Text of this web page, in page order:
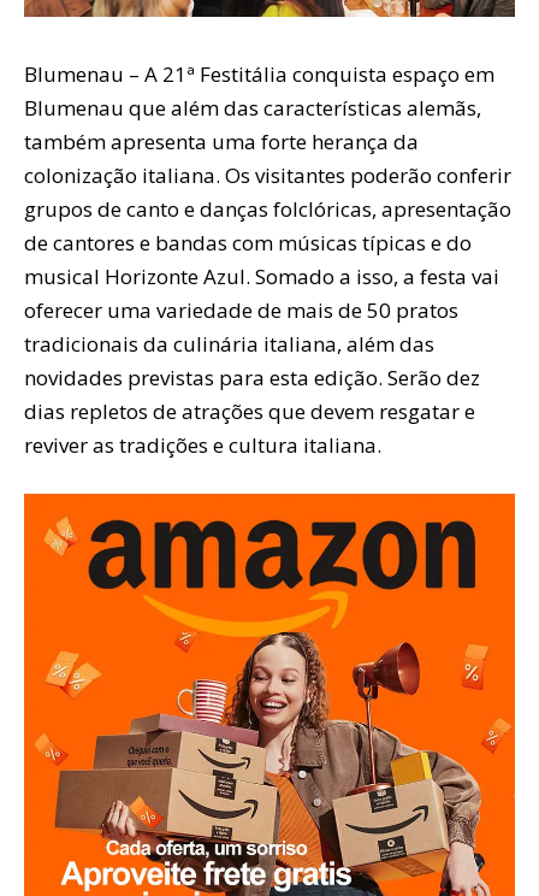
Blumenau – A 21ª Festitália conquista espaço em
Blumenau que além das características alemãs,
também apresenta uma forte herança da
colonização italiana. Os visitantes poderão conferir
grupos de canto e danças folclóricas, apresentação
de cantores e bandas com músicas típicas e do
musical Horizonte Azul. Somado a isso, a festa vai
oferecer uma variedade de mais de 50 pratos
tradicionais da culinária italiana, além das
novidades previstas para esta edição. Serão dez
dias repletos de atrações que devem resgatar e
reviver as tradições e cultura italiana.